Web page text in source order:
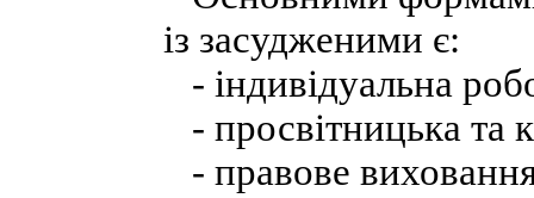
із засудженими є:
- індивідуальна
- просвітницька та
- правове